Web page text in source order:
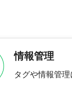
情報管理
タグや情報管理